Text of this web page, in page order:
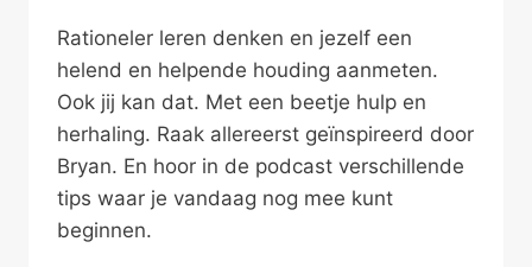
Rationeler leren denken en jezelf een
helend en helpende houding aanmeten.
Ook jij kan dat. Met een beetje hulp en
herhaling. Raak allereerst geïnspireerd door
Bryan. En hoor in de podcast verschillende
tips waar je vandaag nog mee kunt
beginnen.